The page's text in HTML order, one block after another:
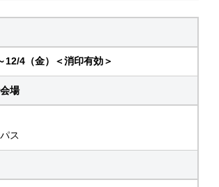
12/4（金）＜消印有効＞
場
ス